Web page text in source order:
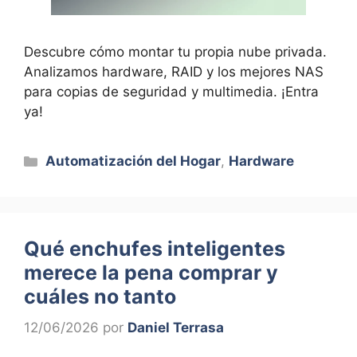
Descubre cómo montar tu propia nube privada.
Analizamos hardware, RAID y los mejores NAS
para copias de seguridad y multimedia. ¡Entra
ya!
Categorías
Automatización del Hogar, Hardware
Qué enchufes inteligentes
merece la pena comprar y
cuáles no tanto
12/06/2026 por Daniel Terrasa